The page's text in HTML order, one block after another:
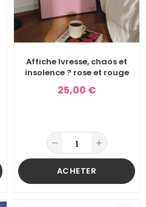
Affiche Ivresse, chaos et
insolence ? rose et rouge
25,00 €
ACHETER